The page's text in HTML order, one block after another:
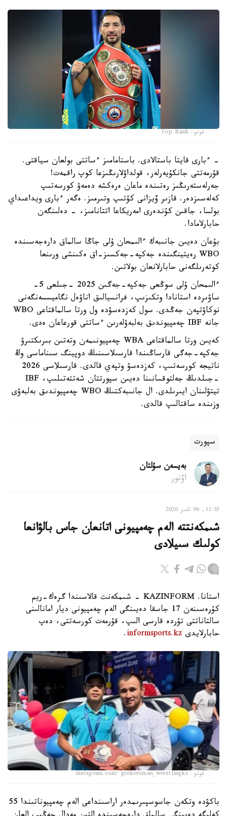
فوتو: Top Rank
- ءبارى قايتا باستالادى. باستامامىز ءساتتى بولعان سياقتى.
قۇرمەتتى جانكۇيەرلەر، قولداۋلارىڭىزعا كوپ راقمەت!
جەرلەستەرىڭىز رەتىندە ماعان ەرەكشە دەمەۋ كورسەتىپ
كەلەسىزدەر. قازىر ۆيزانى كۇتىپ وتىرمىز. ەگەر ءبارى ويداعىداي
بولسا، جاقىن كۇندەرى امەريكاعا اتتانامىز، - دەلىنگەن
حابارلامادا.
بۇعان دەيىن جانىبەك ءالىمحان ۇلى جاڭا سالماق دارەجەسىندە
WBO رەيتينگىندە جەكپە-جەكسىز-اق ەكىنشى ورىنعا
كوتەرىلگەنى حابارلانعان بولاتىن.
ءالىمحان ۇلى سوڭعى جەكپە-جەگىن 2025 -جىلعى 5-
ساۋىردە استانادا وتكىزىپ، فرانسيالىق اناۋەل نگاميسسەنگەنى
نوكاۋتپەن جەڭدى. سول كەزدەسۋدە ول ورتا سالماقتاعى WBO
جانە IBF چەمپيوندىق بەلبەۋلەرىن ءساتتى قورعاعان ەدى.
كەيىن ورتا سالماقتاعى WBA چەمپيونىمەن وتەتىن بىرىكتىرۋ
جەكپە-جەگى قارساڭىندا قارسىلاسىنىڭ دوپينگ سىناماسى وڭ
ناتيجە كورسەتىپ، كەزدەسۋ وتپەي قالدى. قارسىلاسى 2026
-جىلدىڭ جەلتوقسانىنا دەيىن سپورتتان شەتتەتىلىپ، IBF
تيتۋلىنان ايىرىلدى. ال جانىبەكتىڭ WBO چەمپيوندىق بەلبەۋى
وزىندە ساقتالىپ قالدى.
سپورت
بەيسەن سۇلتان
اۆتور
11:55, 06 تامىز 2026
شىمكەنتتە الەم چەمپيونى اتانعان جاس بالۋانعا
كولىك سىيلادى
استانا. KAZINFORM - شىمكەنت قالاسىندا گرەك-ريم
كۇرەسىنەن 17 جاسقا دەيىنگى الەم چەمپيونى ديار امانالىنى
سالتاناتتى تۇردە قارسى الىپ، قۇرمەت كورسەتتى، دەپ
حابارلايدى informsports.kz
.
فوتو: instagram.com/ grekoroman_wrestlingkz
باكۋدە وتكەن جاسوسپىرىمدەر اراسىنداعى الەم چەمپيوناتىندا 55